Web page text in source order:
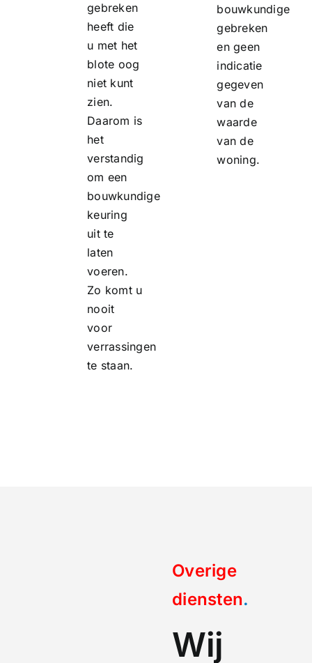
gebreken
heeft die
u met het
blote oog
niet kunt
zien.
Daarom is
het
verstandig
om een
bouwkundige
keuring
uit te
laten
voeren.
Zo komt u
nooit
voor
verrassingen
te staan.
bouwkundige
gebreken
en geen
indicatie
gegeven
van de
waarde
van de
woning.
Overige
diensten.
Wij